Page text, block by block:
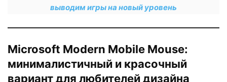
выводим игры на новый уровень
Microsoft Modern Mobile Mouse:
минималистичный и красочный
вариант для любителей дизайна